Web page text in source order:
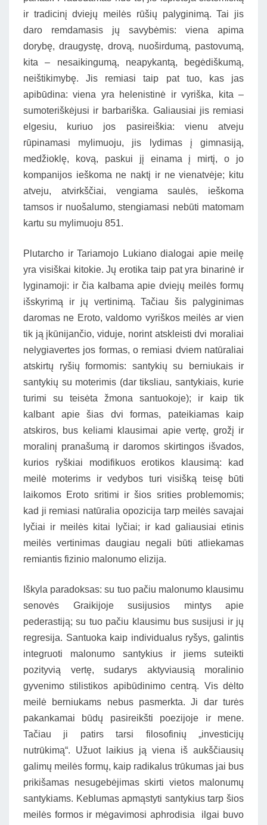
ir tradicinį dviejų meilės rūšių palyginimą. Tai jis
daro remdamasis jų savybėmis: viena apima
dorybę, draugystę, drovą, nuoširdumą, pastovumą,
kita – nesaikingumą, neapykantą, begėdiškumą,
neištikimybę. Jis remiasi taip pat tuo, kas jas
apibūdina: viena yra helenistinė ir vyriška, kita –
sumoteriškėjusi ir barbariška. Galiausiai jis remiasi
elgesiu, kuriuo jos pasireiškia: vienu atveju
rūpinamasi mylimuoju, jis lydimas į gimnasiją,
medžioklę, kovą, paskui jį einama į mirtį, o jo
kompanijos ieškoma ne naktį ir ne vienatvėje; kitu
atveju, atvirkščiai, vengiama saulės, ieškoma
tamsos ir nuošalumo, stengiamasi nebūti matomam
kartu su mylimuoju 851.
Plutarcho ir Tariamojo Lukiano dialogai apie meilę
yra visiškai kitokie. Jų erotika taip pat yra binarinė ir
lyginamoji: ir čia kalbama apie dviejų meilės formų
išskyrimą ir jų vertinimą. Tačiau šis palyginimas
daromas ne Eroto, valdomo vyriškos meilės ar vien
tik ją įkūnijančio, viduje, norint atskleisti dvi moraliai
nelygiavertes jos formas, o remiasi dviem natūraliai
atskirtų ryšių formomis: santykių su berniukais ir
santykių su moterimis (dar tiksliau, santykiais, kurie
turimi su teisėta žmona santuokoje); ir kaip tik
kalbant apie šias dvi formas, pateikiamas kaip
atskiros, bus keliami klausimai apie vertę, grožį ir
moralinį pranašumą ir daromos skirtingos išvados,
kurios ryškiai modifikuos erotikos klausimą: kad
meilė moterims ir vedybos turi visišką teisę būti
laikomos Eroto sritimi ir šios srities problemomis;
kad ji remiasi natūralia opozicija tarp meilės savajai
lyčiai ir meilės kitai lyčiai; ir kad galiausiai etinis
meilės vertinimas daugiau negali būti atliekamas
remiantis fizinio malonumo elizija.
Iškyla paradoksas: su tuo pačiu malonumo klausimu
senovės Graikijoje susijusios mintys apie
pederastiją; su tuo pačiu klausimu bus susijusi ir jų
regresija. Santuoka kaip individualus ryšys, galintis
integruoti malonumo santykius ir jiems suteikti
pozityvią vertę, sudarys aktyviausią moralinio
gyvenimo stilistikos apibūdinimo centrą. Vis dėlto
meilė berniukams nebus pasmerkta. Ji dar turės
pakankamai būdų pasireikšti poezijoje ir mene.
Tačiau ji patirs tarsi filosofinių „investicijų
nutrūkimą“. Užuot laikius ją viena iš aukščiausių
galimų meilės formų, kaip radikalus trūkumas jai bus
prikišamas nesugebėjimas skirti vietos malonumų
santykiams. Keblumas apmąstyti santykius tarp šios
meilės formos ir mėgavimosi aphrodisia ilgai buvo